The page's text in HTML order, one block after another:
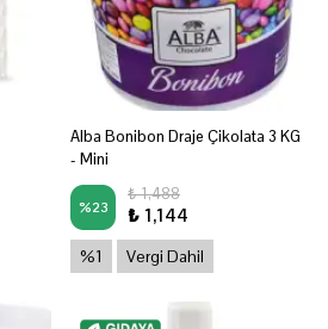
Alba Bonibon Draje Çikolata 3 KG
- Mini
%23
₺ 1,488
₺ 1,144
%1 Vergi Dahil